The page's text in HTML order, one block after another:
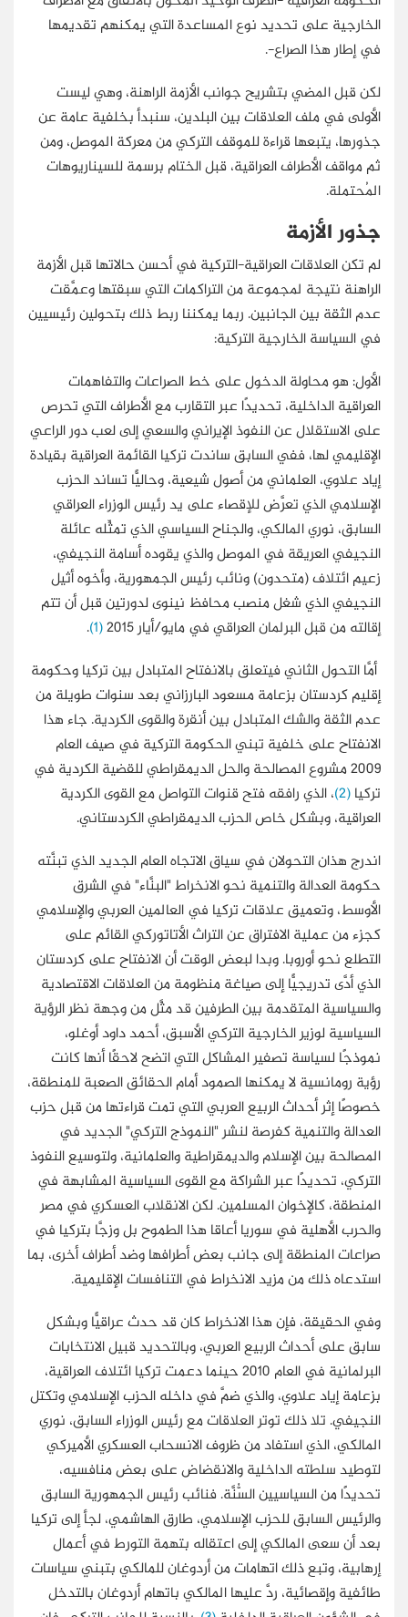
الخارجية على تحديد نوع المساعدة التي يمكنهم تقديمها
في إطار هذا الصراع-.
لكن قبل المضي بتشريح جوانب الأزمة الراهنة، وهي ليست
الأولى في ملف العلاقات بين البلدين، سنبدأ بخلفية عامة عن
جذورها، يتبعها قراءة للموقف التركي من معركة الموصل، ومن
ثم مواقف الأطراف العراقية، قبل الختام برسمة للسيناريوهات
المُحتملة.
جذور الأزمة
لم تكن العلاقات العراقية-التركية في أحسن حالاتها قبل الأزمة
الراهنة نتيجة لمجموعة من التراكمات التي سبقتها وعمَّقت
عدم الثقة بين الجانبين. ربما يمكننا ربط ذلك بتحولين رئيسيين
في السياسة الخارجية التركية:
الأول: هو محاولة الدخول على خط الصراعات والتفاهمات
العراقية الداخلية، تحديدًا عبر التقارب مع الأطراف التي تحرص
على الاستقلال عن النفوذ الإيراني والسعي إلى لعب دور الراعي
الإقليمي لها، ففي السابق ساندت تركيا القائمة العراقية بقيادة
إياد علاوي، العلماني من أصول شيعية، وحاليًّا تساند الحزب
الإسلامي الذي تعرَّض للإقصاء على يد رئيس الوزراء العراقي
السابق، نوري المالكي، والجناح السياسي الذي تمثِّله عائلة
النجيفي العريقة في الموصل والذي يقوده أسامة النجيفي،
زعيم ائتلاف (متحدون) ونائب رئيس الجمهورية، وأخوه أثيل
النجيفي الذي شغل منصب محافظ نينوى لدورتين قبل أن تتم
إقالته من قبل البرلمان العراقي في مايو/أيار 2015
(1)
.
أمَّا التحول الثاني فيتعلق بالانفتاح المتبادل بين تركيا وحكومة
إقليم كردستان بزعامة مسعود البارزاني بعد سنوات طويلة من
عدم الثقة والشك المتبادل بين أنقرة والقوى الكردية. جاء هذا
الانفتاح على خلفية تبني الحكومة التركية في صيف العام
2009 مشروع المصالحة والحل الديمقراطي للقضية الكردية في
تركيا(2) ، الذي رافقه فتح قنوات التواصل مع القوى الكردية
العراقية، وبشكل خاص الحزب الديمقراطي الكردستاني.
اندرج هذان التحولان في سياق الاتجاه العام الجديد الذي تبنَّته
حكومة العدالة والتنمية نحو الانخراط "البنَّاء" في الشرق
الأوسط، وتعميق علاقات تركيا في العالمين العربي والإسلامي
كجزء من عملية الافتراق عن التراث الأتاتوركي القائم على
التطلع نحو أوروبا. وبدا لبعض الوقت أن الانفتاح على كردستان
الذي أدَّى تدريجيًّا إلى صياغة منظومة من العلاقات الاقتصادية
والسياسية المتقدمة بين الطرفين قد مثَّل من وجهة نظر الرؤية
السياسية لوزير الخارجية التركي الأسبق، أحمد داود أوغلو،
نموذجًا لسياسة تصفير المشاكل التي اتضح لاحقًا أنها كانت
رؤية رومانسية لا يمكنها الصمود أمام الحقائق الصعبة للمنطقة،
خصوصًا إثر أحداث الربيع العربي التي تمت قراءتها من قبل حزب
العدالة والتنمية كفرصة لنشر "النموذج التركي" الجديد في
المصالحة بين الإسلام والديمقراطية والعلمانية، ولتوسيع النفوذ
التركي، تحديدًا عبر الشراكة مع القوى السياسية المشابهة في
المنطقة، كالإخوان المسلمين. لكن الانقلاب العسكري في مصر
والحرب الأهلية في سوريا أعاقا هذا الطموح بل وزجَّا بتركيا في
صراعات المنطقة إلى جانب بعض أطرافها وضد أطراف أخرى، بما
استدعاه ذلك من مزيد الانخراط في التنافسات الإقليمية.
وفي الحقيقة، فإن هذا الانخراط كان قد حدث عراقيًّا وبشكل
سابق على أحداث الربيع العربي، وبالتحديد قبيل الانتخابات
البرلمانية في العام 2010 حينما دعمت تركيا ائتلاف العراقية،
بزعامة إياد علاوي، والذي ضمَّ في داخله الحزب الإسلامي وتكتل
النجيفي. تلا ذلك توتر العلاقات مع رئيس الوزراء السابق، نوري
المالكي، الذي استفاد من ظروف الانسحاب العسكري الأميركي
لتوطيد سلطته الداخلية والانقضاض على بعض منافسيه،
تحديدًا من السياسيين السُّنَّة. فنائب رئيس الجمهورية السابق
والرئيس السابق للحزب الإسلامي، طارق الهاشمي، لجأ إلى تركيا
بعد أن سعى المالكي إلى اعتقاله بتهمة التورط في أعمال
إرهابية، وتبع ذلك اتهامات من أردوغان للمالكي بتبني سياسات
طائفية وإقصائية، ردَّ عليها المالكي باتهام أردوغان بالتدخل